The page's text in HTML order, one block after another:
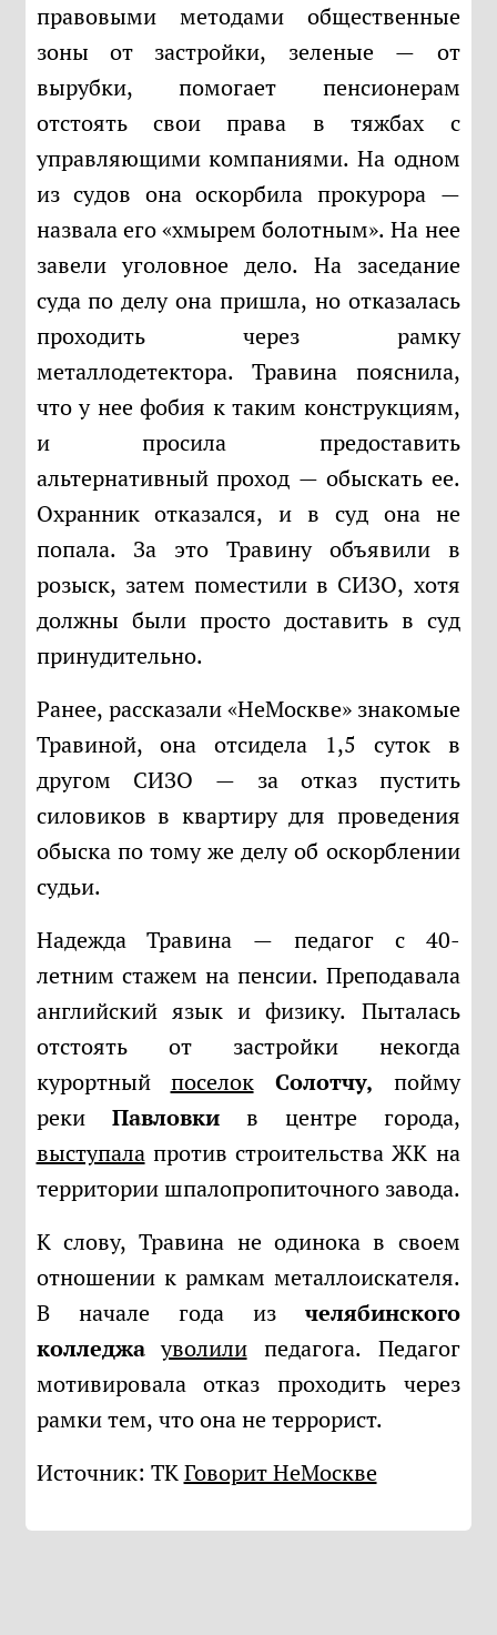
правовыми методами общественные
зоны от застройки, зеленые — от
вырубки, помогает пенсионерам
отстоять свои права в тяжбах с
управляющими компаниями. На одном
из судов она оскорбила прокурора —
назвала его «хмырем болотным». На нее
завели уголовное дело. На заседание
суда по делу она пришла, но отказалась
проходить через рамку
металлодетектора. Травина пояснила,
что у нее фобия к таким конструкциям,
и просила предоставить
альтернативный проход — обыскать ее.
Охранник отказался, и в суд она не
попала. За это Травину объявили в
розыск, затем поместили в СИЗО, хотя
должны были просто доставить в суд
принудительно.
Ранее, рассказали «НеМоскве» знакомые
Травиной, она отсидела 1,5 суток в
другом СИЗО — за отказ пустить
силовиков в квартиру для проведения
обыска по тому же делу об оскорблении
судьи.
Надежда Травина — педагог с 40-
летним стажем на пенсии. Преподавала
английский язык и физику. Пыталась
отстоять от застройки некогда
курортный поселок Солотчу, пойму
реки Павловкив центре города,
выступалапротив строительства ЖК на
территории шпалопропиточного завода.
К слову, Травина не одинока в своем
отношении к рамкам металлоискателя.
В начале года из челябинского
колледжа уволилипедагога. Педагог
мотивировала отказ проходить через
рамки тем, что она не террорист.
Источник: ТКГоворит НеМоскве